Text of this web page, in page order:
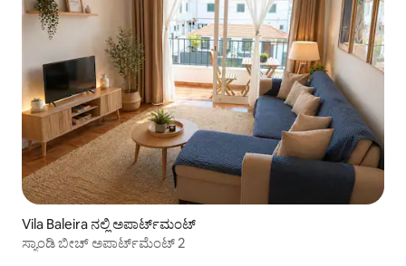
Vila Baleira ನಲ್ಲಿ ಅಪಾರ್ಟ್‌ಮಂಟ್
ಸ್ಯಾಂಡಿ ಬೀಚ್ ಅಪಾರ್ಟ್‌ಮೆಂಟ್ 2